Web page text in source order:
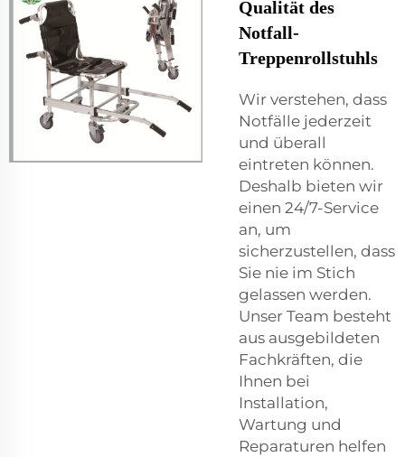
Qualität des
Notfall-
Treppenrollstuhls
Wir verstehen, dass
Notfälle jederzeit
und überall
eintreten können.
Deshalb bieten wir
einen 24/7-Service
an, um
sicherzustellen, dass
Sie nie im Stich
gelassen werden.
Unser Team besteht
aus ausgebildeten
Fachkräften, die
Ihnen bei
Installation,
Wartung und
Reparaturen helfen